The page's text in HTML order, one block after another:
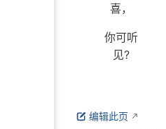
喜，
你可听
见?
编辑此页